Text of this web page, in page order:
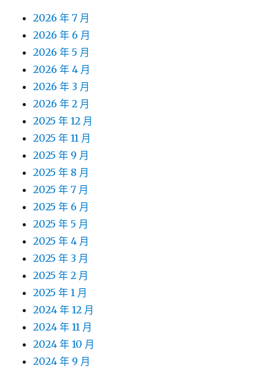
2026 年 7 月
2026 年 6 月
2026 年 5 月
2026 年 4 月
2026 年 3 月
2026 年 2 月
2025 年 12 月
2025 年 11 月
2025 年 9 月
2025 年 8 月
2025 年 7 月
2025 年 6 月
2025 年 5 月
2025 年 4 月
2025 年 3 月
2025 年 2 月
2025 年 1 月
2024 年 12 月
2024 年 11 月
2024 年 10 月
2024 年 9 月